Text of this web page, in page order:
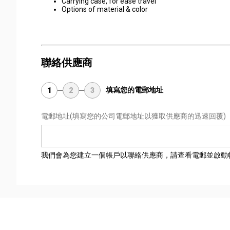
Options of material & color
聯絡供應商
1 2 3 填寫您的電郵地址
電郵地址(填寫您的公司電郵地址以獲取供應商的迅速回覆)
我們會為您建立一個帳戶以聯絡供應商，請查看電郵並啟動